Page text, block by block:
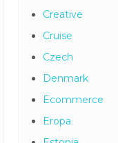
Creative
Cruise
Czech
Denmark
Ecommerce
Eropa